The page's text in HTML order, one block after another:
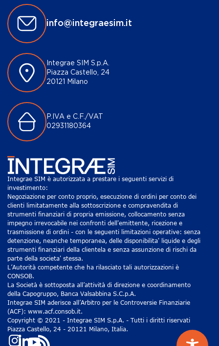
info@integraesim.it
Integrae SIM S.p.A.
Piazza Castello, 24
20121 Milano
P.IVA e C.F./VAT
02931180364
Integrae SIM è autorizzata a prestare i seguenti servizi di
investimento:
Negoziazione per conto proprio, esecuzione di ordini per conto dei
clienti limitatamente alla sottoscrizione e compravendita di
strumenti finanziari di propria emissione, collocamento senza
impegno irrevocabile nei confronti dell'emittente, ricezione e
trasmissione di ordini - con le seguenti limitazioni operative: senza
detenzione, neanche temporanea, delle disponibilita' liquide e degli
strumenti finanziari della clientela e senza assunzione di rischi da
parte della societa' stessa.
L’Autorità competente che ha rilasciato tali autorizzazioni è
CONSOB.
La Società è sottoposta all’attività di direzione e coordinamento
della Capogruppo, Banca Valsabbina S.C.p.A.
Integrae SIM aderisce all’Arbitro per le Controversie Finanziarie
(ACF): www.acf.consob.it.
Copyright © 2021 - Integrae SIM S.p.A. - Tutti i diritti riservati
Piazza Castello, 24 - 20121 Milano, Italia.